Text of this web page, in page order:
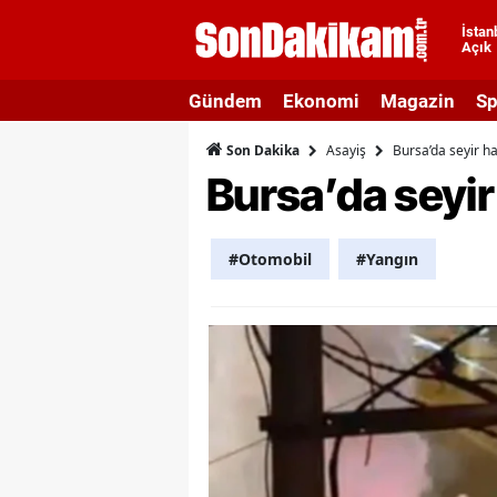
Açık
Gündem Ekonomi Magazin
Son Dakika Asayiş Bursa’da seyir
Bursa’da
#Otomobil #Yangın